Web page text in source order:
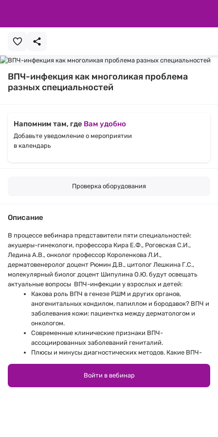
ВПЧ-инфекция как многоликая проблема
разных специальностей
Напомним там, где Вам удобно
Добавьте уведомление о мероприятии
в календарь
Проверка оборудования
Описание
В процессе вебинара представители пяти специальностей:
акушеры-гинекологи, профессора Кира Е.Ф., Роговская С.И.,
Ледина А.В., онколог профессор Короленкова Л.И.,
дерматовенеролог доцент Рюмин Д.В., цитолог Лешкина Г.С.,
молекулярный биолог доцент Шипулина О.Ю. будут освещать
актуальные вопросы ВПЧ-инфекции у взрослых и детей:
Какова роль ВПЧ в генезе РШМ и других органов,
аногенитальных кондилом, папиллом и бородавок? ВПЧ и
заболевания кожи: пациентка между дерматологом и
онкологом.
Современные клинические признаки ВПЧ-
ассоциированных заболеваний гениталий.
Плюсы и минусы диагностических методов. Какие ВПЧ-
тесты и какие цитологические методы лучше? Сложные
ситуации в кольпоскопии. Место искусственного
Войти в вебинар